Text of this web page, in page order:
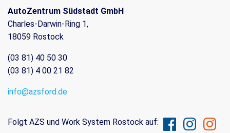
AutoZentrum Südstadt GmbH
Charles-Darwin-Ring 1,
18059 Rostock
(03 81) 40 50 30
(03 81) 4 00 21 82
info@azsford.de
Folgt AZS und Work System Rostock auf: